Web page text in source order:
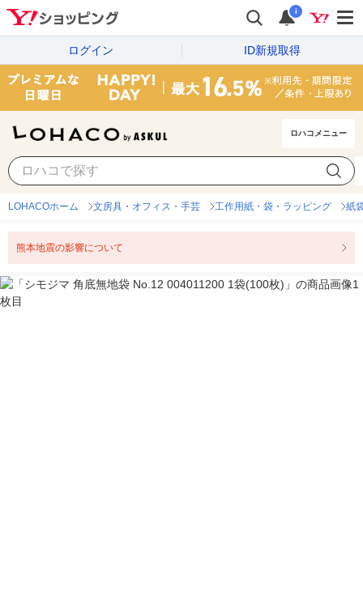
i
ログイン ID新規取得
ロハコメニュー
LOHACOホーム 文房具・オフィス・手芸 工作用紙・袋・ラッピング 紙
熊本地震の影響について